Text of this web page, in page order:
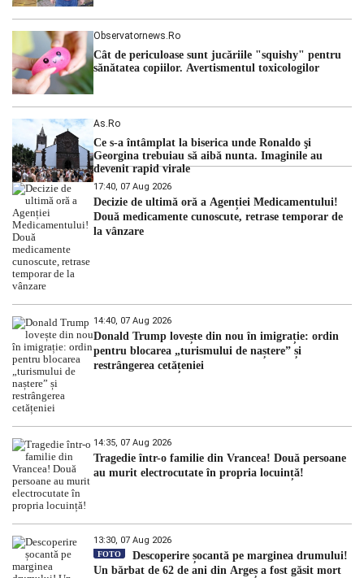
Observatornews.ro
Cât de periculoase sunt jucăriile "squishy" pentru
sănătatea copiilor. Avertismentul toxicologilor
As.ro
Ce s-a întâmplat la biserica unde Ronaldo şi
Georgina trebuiau să aibă nunta. Imaginile au
devenit rapid virale
17:40, 07 Aug 2026
Decizie de ultimă oră a Agenției Medicamentului!
Două medicamente cunoscute, retrase temporar de
la vânzare
14:40, 07 Aug 2026
Donald Trump lovește din nou în imigrație: ordin
pentru blocarea „turismului de naștere” și
restrângerea cetățeniei
14:35, 07 Aug 2026
Tragedie într-o familie din Vrancea! Două persoane
au murit electrocutate în propria locuință!
13:30, 07 Aug 2026
FOTO
Descoperire șocantă pe marginea drumului!
Un bărbat de 62 de ani din Argeș a fost găsit mort